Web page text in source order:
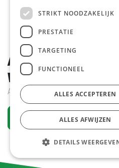
Americaanse
William
Article de commande
Demander un compte
STRIKT NOODZAKELIJK
PRESTATIE
TARGETING
FUNCTIONEEL
ALLES ACCEPTEREN
ALLES AFWIJZEN
DETAILS